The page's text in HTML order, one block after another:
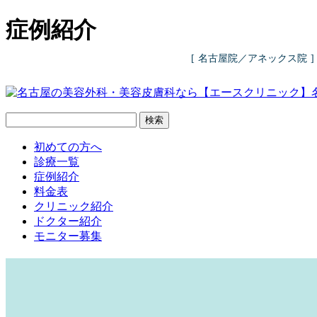
症例紹介
名古屋院／アネックス院
検索
初めての方へ
診療一覧
症例紹介
料金表
クリニック紹介
ドクター紹介
モニター募集